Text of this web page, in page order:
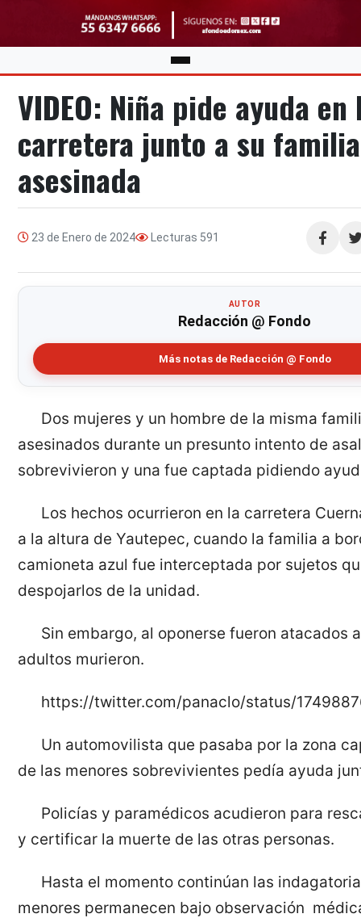
VIDEO: Niña pide ayuda en
carretera junto a su familia
asesinada
23 de Enero de 2024 Lecturas 591
Compartir
AUTOR
Redacción @ Fondo
Más notas de Redacción @ Fondo
Dos mujeres y un hombre de la misma
asesinados durante un presunto intento de
sobrevivieron y una fue captada pidiendo
Los hechos ocurrieron en la carretera
a la altura de Yautepec, cuando la familia a
camioneta azul fue interceptada por sujetos
despojarlos de la unidad.
Sin embargo, al oponerse fueron atacados
adultos murieron.
https://twitter.com/panaclo/status/
Un automovilista que pasaba por la zona
de las menores sobrevivientes pedía ayuda
Policías y paramédicos acudieron para
y certificar la muerte de las otras personas.
Hasta el momento continúan las
menores permanecen bajo observación